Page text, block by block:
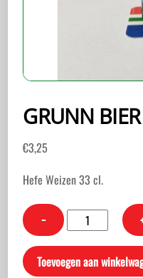
GRUNN
€3,25
Hefe Weizen 33 cl.
−
GRUNN
BIER
Hoagelwit
aantal
Toevoegen aan